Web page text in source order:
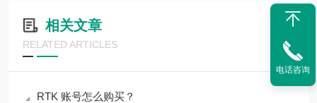
相关文章
RELATED ARTICLES
RTK 账号怎么购买？
电话咨询